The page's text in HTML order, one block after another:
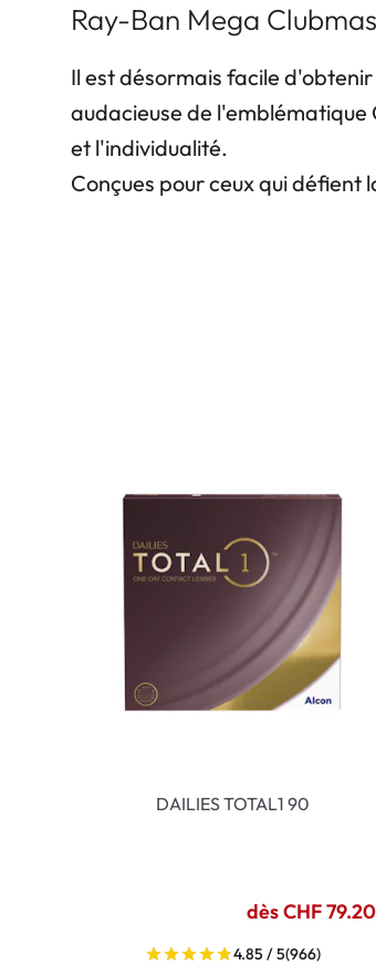
Ray-Ban Mega
Il est désormais facile
audacieuse de l'emblématique
et l'individualité.
Conçues pour ceux qui défient
DAILIES TOTAL1 90
dès CHF 79.20
4.85 / 5(966)